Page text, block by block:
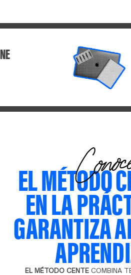
PRÁCTICAS REALES
EL MÉTODO
EN LA
GARANTIZA
EL MÉTODO CENTECOMBINA